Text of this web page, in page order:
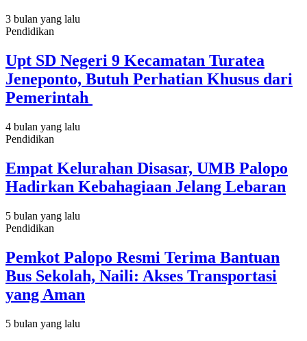
3 bulan yang lalu
Pendidikan
Upt SD Negeri 9 Kecamatan Turatea
Jeneponto, Butuh Perhatian Khusus dari
Pemerintah
4 bulan yang lalu
Pendidikan
Empat Kelurahan Disasar, UMB Palopo
Hadirkan Kebahagiaan Jelang Lebaran
5 bulan yang lalu
Pendidikan
Pemkot Palopo Resmi Terima Bantuan
Bus Sekolah, Naili: Akses Transportasi
yang Aman
5 bulan yang lalu